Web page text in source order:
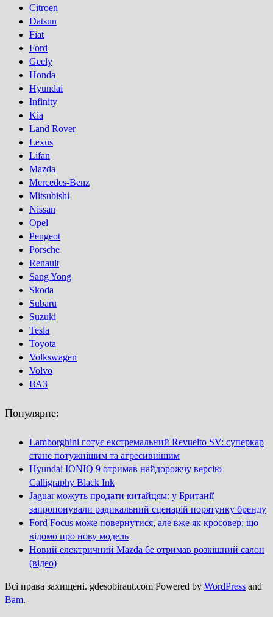
Citroen
Datsun
Fiat
Ford
Geely
Honda
Hyundai
Infinity
Kia
Land Rover
Lexus
Lifan
Mazda
Mercedes-Benz
Mitsubishi
Nissan
Opel
Peugeot
Porsсhe
Renault
Sang Yong
Skoda
Subaru
Suzuki
Tesla
Toyota
Volkswagen
Volvo
ВАЗ
Популярне:
Lamborghini готує екстремальний Revuelto SV: суперкар
стане потужнішим та агресивнішим
Hyundai IONIQ 9 отримав найдорожчу версію
Calligraphy Black Ink
Jaguar можуть продати китайцям: у Британії
запропонували радикальний сценарій порятунку бренду
Ford Focus може повернутися, але вже як кросовер: що
відомо про нову модель
Новий електричний Mazda 6e отримав розкішний салон
(відео)
Всі права захищені. gdesobiraut.com Powered by WordPress and
Bam.